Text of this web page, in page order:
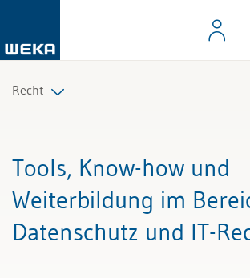
Recht
Auftrag und Werkvertrag
Gesellschaftsrecht
Tools, Know-how und
Weiterbildung im
Datenschutz und IT-